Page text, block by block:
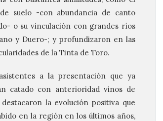
suelo -con abundancia de canto
o su vinculación con grandes ríos
y Duero-; y profundizaron en las
de la Tinta de Toro.
a la presentación que ya
catado con anterioridad vinos de
la evolución positiva que
en la región en los últimos años,